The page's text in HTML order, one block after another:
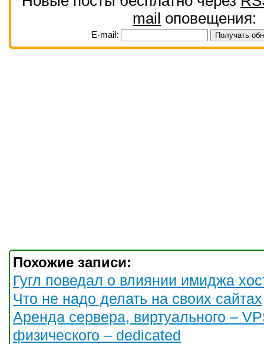
mail оповещения:
E-mail:
Похожие записи:
Гугл поведал о влиянии имиджа
Что не надо делать на своих сайтах
Аренда сервера, виртуального –
физического – dedicated